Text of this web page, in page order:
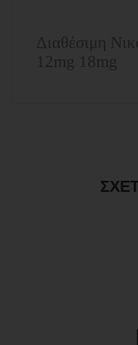
Διαθέσιμη
12mg 18mg